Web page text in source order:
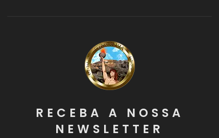
RECEBA A NOSSA
NEWSLETTER